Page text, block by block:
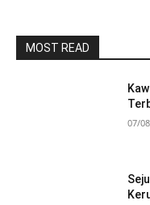
MOST READ
07/